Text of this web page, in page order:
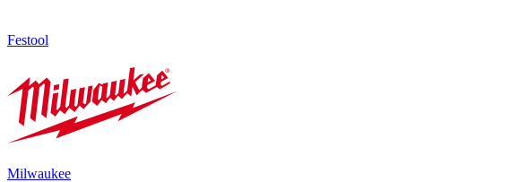
Festool
Milwaukee